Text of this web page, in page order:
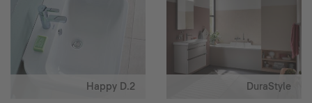
DuraStyle
Happy D.2